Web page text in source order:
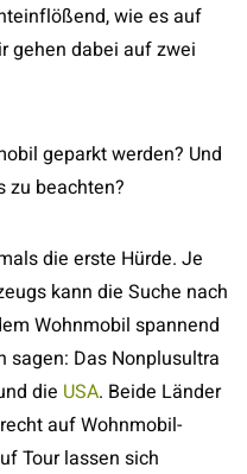
wie es auf
gehen dabei auf zwei
geparkt werden? Und
zu beachten?
die erste Hürde. Je
kann die Suche nach
Wohnmobil spannend
sagen: Das Nonplusultra
die USA. Beide Länder
auf Wohnmobil-
Tour lassen sich